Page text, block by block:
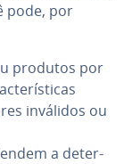
pode, por
produtos por
inválidos ou
a de­ter­